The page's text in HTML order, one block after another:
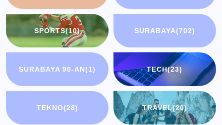
SPORTS(10) SURABAYA(702)
SURABAYA 90-AN(1) TECH(23)
TEKNO(28) TRAVEL(20)